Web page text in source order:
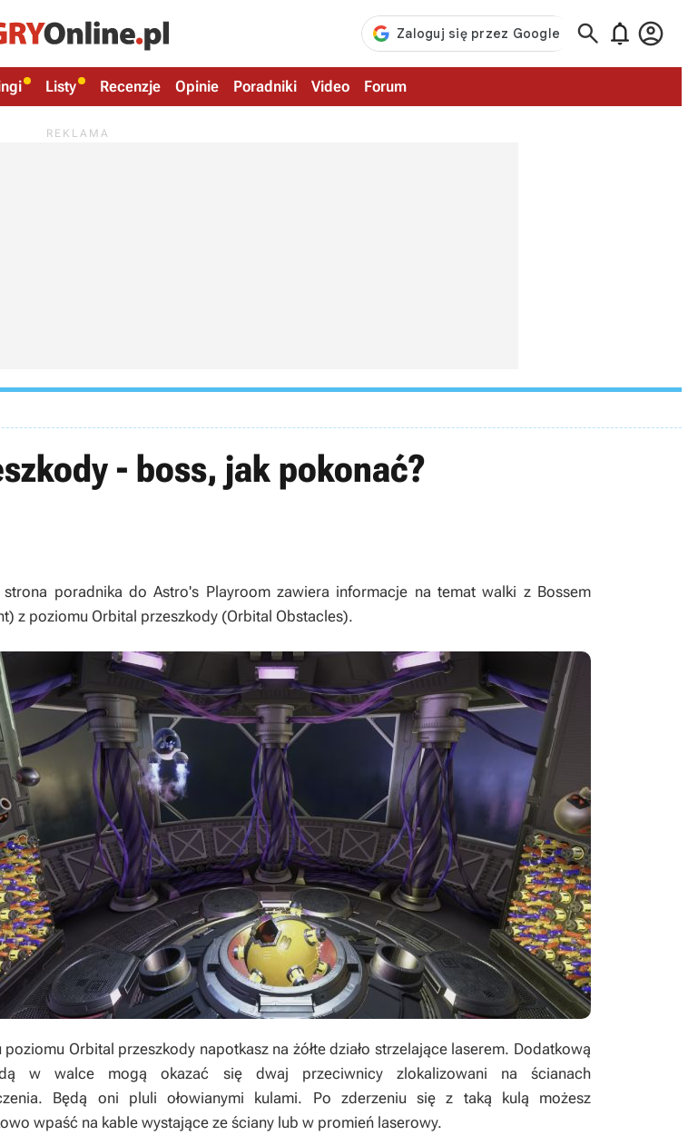
  
Listy Recenzje Opinie Poradniki Video Forum
- boss, jak pokonać?
strona poradnika doAstro's Playroomzawiera informacje na temat walki z Bossem
z poziomu Orbital przeszkody (Orbital Obstacles).
poziomu Orbital przeszkody napotkasz na żółte działo strzelające laserem. Dodatkową
w walce mogą okazać się dwaj przeciwnicy zlokalizowani na ścianach
Będą oni pluli ołowianymi kulami. Po zderzeniu się z taką kulą możesz
wpaść na kable wystające ze ściany lub w promień laserowy.